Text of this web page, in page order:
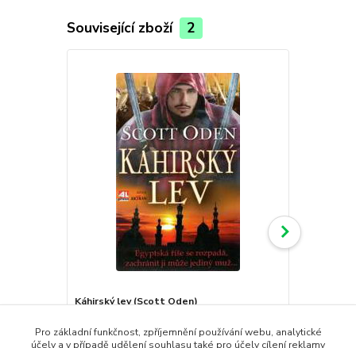
Související zboží 2
Káhirský lev (Scott Oden)
99,00 Kč/ks
99,00 Kčbez DPH skladem
99,00 Kč
99,00 Kč
Pro základní funkčnost, zpříjemnění používání webu, analytické
účely a v případě udělení souhlasu také pro účely cílení reklamy